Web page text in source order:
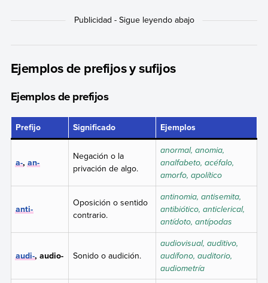
Ejemplos de prefijos y sufijos
Ejemplos de prefijos
Prefijo Significado Ejemplos
a-,an-
Negación o la
privación de algo.
anormal, anomia,
analfabeto, acéfalo,
amorfo, apolítico
anti-
Oposición o sentido
contrario.
antinomia, antisemita,
antibiótico, anticlerical,
antídoto, antípodas
audi-, audio- Sonido o audición.
audiovisual, auditivo,
audífono, auditorio,
audiometría